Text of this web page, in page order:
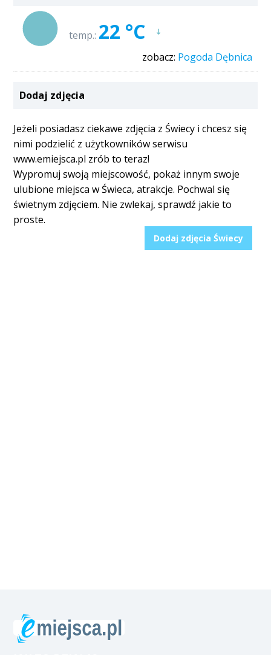
temp.: 22 °C
zobacz: Pogoda Dębnica
Dodaj zdjęcia
Jeżeli posiadasz ciekawe zdjęcia z Świecy i chcesz się
nimi podzielić z użytkowników serwisu
www.emiejsca.pl zrób to teraz!
Wypromuj swoją miejscowość, pokaż innym swoje
ulubione miejsca w Świeca, atrakcje. Pochwal się
świetnym zdjęciem. Nie zwlekaj, sprawdź jakie to
proste.
Dodaj zdjęcia Świecy